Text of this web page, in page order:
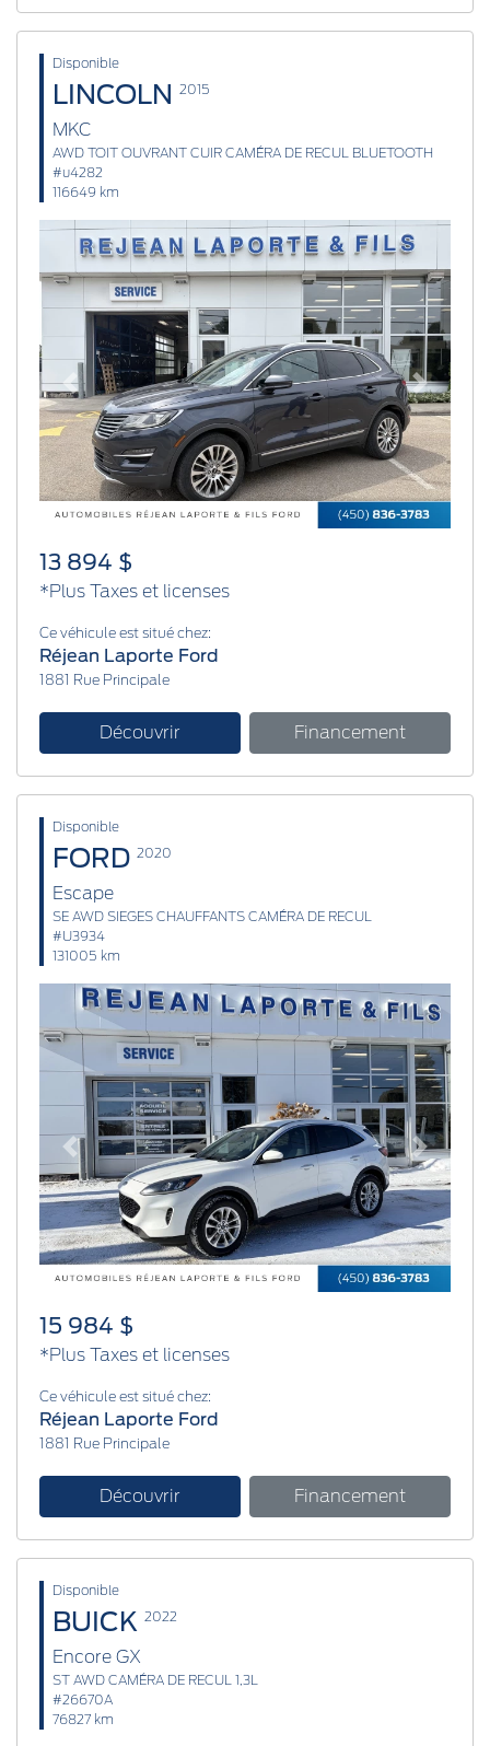
Disponible
LINCOLN 2015
MKC
AWD TOIT OUVRANT CUIR CAMÉRA DE RECUL BLUETOOTH
#u4282
116649 km
Previous Next
13 894 $
*Plus Taxes et licenses
Ce véhicule est situé chez:
Réjean Laporte Ford
1881 Rue Principale
Découvrir Financement
Disponible
FORD 2020
Escape
SE AWD SIEGES CHAUFFANTS CAMÉRA DE RECUL
#U3934
131005 km
Previous Next
15 984 $
*Plus Taxes et licenses
Ce véhicule est situé chez:
Réjean Laporte Ford
1881 Rue Principale
Découvrir Financement
Disponible
BUICK 2022
Encore GX
ST AWD CAMÉRA DE RECUL 1,3L
#26670A
76827 km